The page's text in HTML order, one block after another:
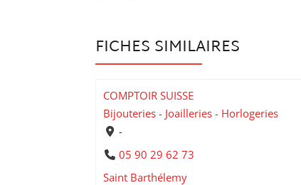
FICHES SIMILAIRES
COMPTOIR SUISSE
Bijouteries - Joailleries - Horlogeries
-
05 90 29 62 73
Saint Barthélemy